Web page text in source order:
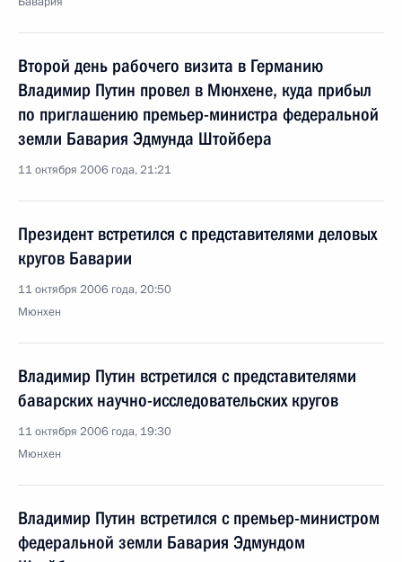
Второй день рабочего визита в Германию
Владимир Путин провел в Мюнхене, куда прибыл
по приглашению премьер-министра федеральной
земли Бавария Эдмунда Штойбера
11 октября 2006 года, 21:21
Президент встретился с представителями деловых
кругов Баварии
11 октября 2006 года, 20:50
Мюнхен
Владимир Путин встретился с представителями
баварских научно-исследовательских кругов
11 октября 2006 года, 19:30
Мюнхен
Владимир Путин встретился с премьер-министром
федеральной земли Бавария Эдмундом